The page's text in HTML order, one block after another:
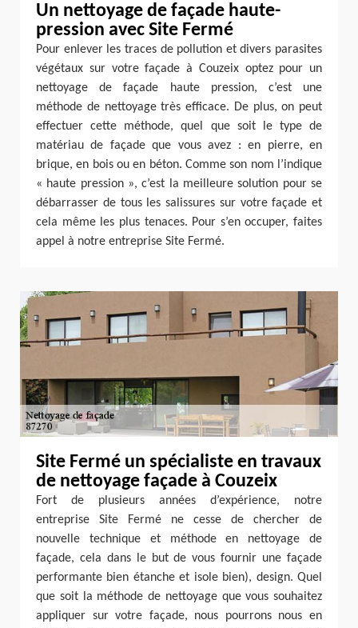
Un nettoyage de façade haute-
pression avec Site Fermé
Pour enlever les traces de pollution et divers parasites
végétaux sur votre façade à Couzeix optez pour un
nettoyage de façade haute pression, c’est une
méthode de nettoyage très efficace. De plus, on peut
effectuer cette méthode, quel que soit le type de
matériau de façade que vous avez : en pierre, en
brique, en bois ou en béton. Comme son nom l’indique
« haute pression », c’est la meilleure solution pour se
débarrasser de tous les salissures sur votre façade et
cela même les plus tenaces. Pour s’en occuper, faites
appel à notre entreprise Site Fermé.
Site Fermé un spécialiste en travaux
de nettoyage façade à Couzeix
Fort de plusieurs années d’expérience, notre
entreprise Site Fermé ne cesse de chercher de
nouvelle technique et méthode en nettoyage de
façade, cela dans le but de vous fournir une façade
performante bien étanche et isole bien), design. Quel
que soit la méthode de nettoyage que vous souhaitez
appliquer sur votre façade, nous pourrons nous en